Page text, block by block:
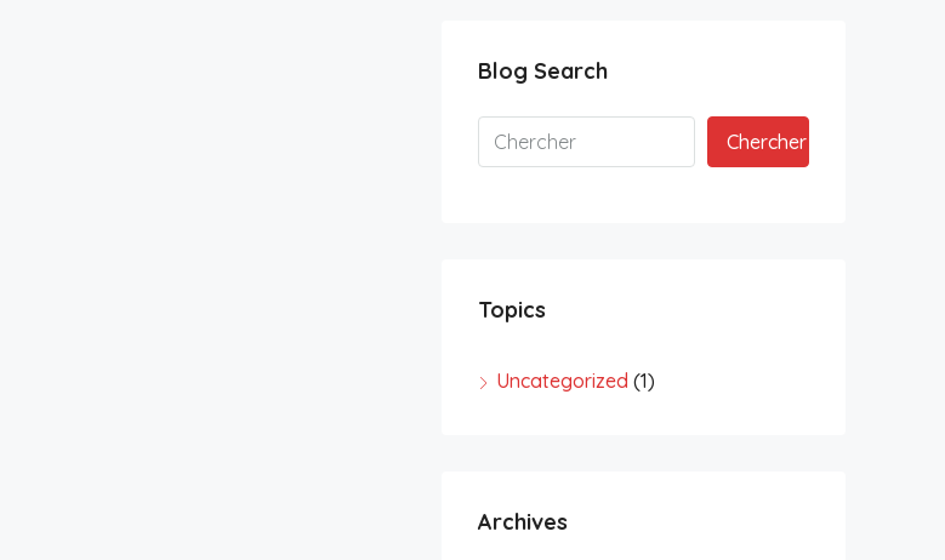
Blog Search
Chercher
Topics
Uncategorized (1)
Archives